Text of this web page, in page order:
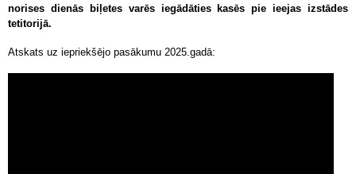
norises dienās biļetes varēs iegādāties kasēs pie ieejas izstādes
tetitorijā.
Atskats uz iepriekšējo pasākumu 2025.gadā: